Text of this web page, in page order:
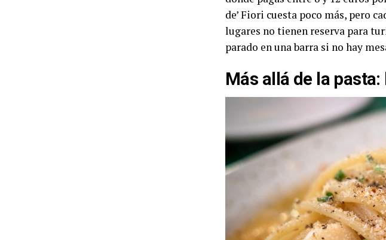
de’ Fiori cuesta poco más, pero
lugares no tienen reserva para
parado en una barra si no hay
Más allá de la